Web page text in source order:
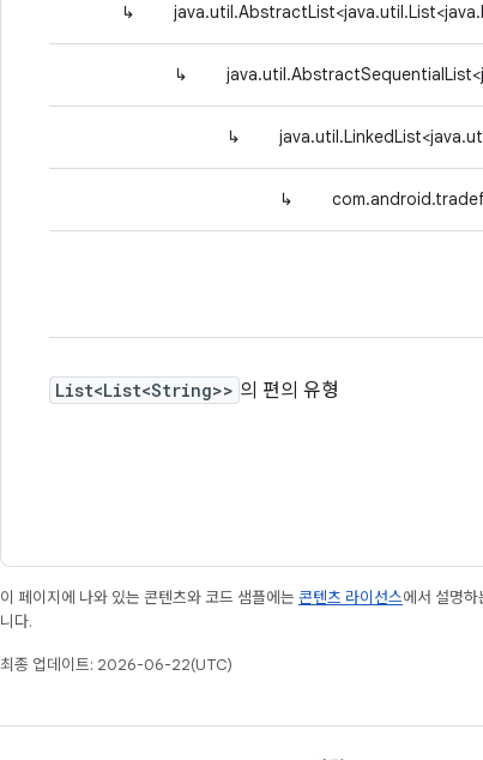
↳
↳
↳
↳
List<List<String>> 의 편의 유형
이 페이지에 나와 있는 콘텐츠와 코드 샘플에는 콘텐츠 라이선스에서 설명
니다.
최종 업데이트: 2026-06-22(UTC)